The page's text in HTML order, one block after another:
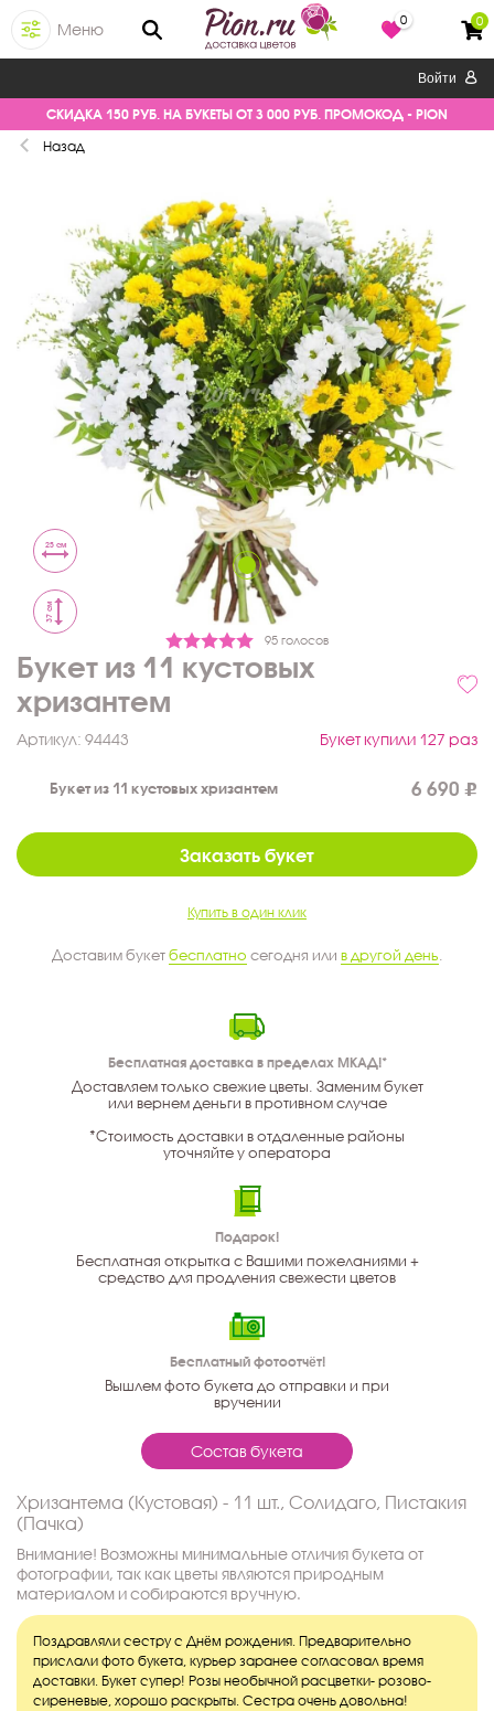
Меню
0 0
Войти
СКИДКА 150 РУБ. НА БУКЕТЫ ОТ 3 000 РУБ. ПРОМОКОД - PION
Назад
95 голосов
25 см
37 см
Букет из 11 кустовых
хризантем
Артикул: 94443 Букет купили 127 раз
Букет из 11 кустовых хризантем 6 690
Заказать букет
Купить в один клик
Доставим букетбесплатно сегодня или в другой день
Бесплатная доставка в пределах МКАД!*
Доставляем только свежие цветы. Заменим букет
или вернем деньги в противном случае
*Стоимость доставки в отдаленные районы
уточняйте у оператора
Подарок!
Бесплатная открытка с Вашими пожеланиями +
средство для продления свежести цветов
Бесплатный фотоотчёт!
Вышлем фото букета до отправки и при
вручении
Состав букета
Хризантема (Кустовая) - 11 шт., Солидаго, Пистакия
(Пачка)
Внимание! Возможны минимальные отличия букета от
фотографии, так как цветы являются природным
материалом и собираются вручную.
Поздравляли сестру с Днём рождения. Предварительно
прислали фото букета, курьер заранее согласовал время
доставки. Букет супер! Розы необычной расцветки- розово-
сиреневые, хорошо раскрыты. Сестра очень довольна!